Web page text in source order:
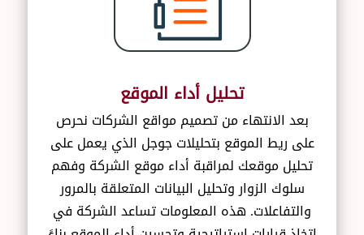
تحليل أداء الموقع
بعد الانتهاء من تصميم مواقع الشركات نحرص
على ريط الموقع بتحليلات جوجل الذي يعمل على
تحليل موقعك لمراقبة أداء موقع الشركة وفهم
سلوك الزوار وتحليل البيانات المتعلقة بالمرور
والتفاعلات. هذه المعلومات تساعد الشركة في